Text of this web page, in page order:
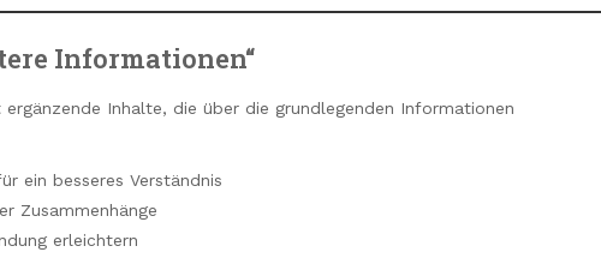
Informationen“
ergänzende Inhalte, die über die grundlegenden Informationen
ein besseres Verständnis
Zusammenhänge
erleichtern